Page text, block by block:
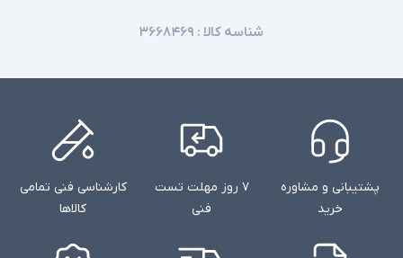
شناسه کالا : ۳۶۶۸۴۶۹
پشتیبانی و مشاوره
خرید
۷ روز مهلت تست
فنی
کارشناسی فنی تمامی
کالاها